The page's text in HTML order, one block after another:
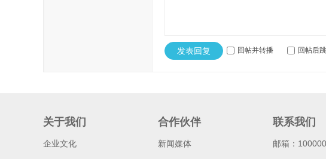
发表回复 回帖并转播 回帖后
关于我们
企业文化
合作伙伴
新闻媒体
联系我们
邮箱：